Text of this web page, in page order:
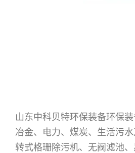
山东中科贝特环保装备环保
冶金、电力、煤炭、生活污
转式格珊除污机、无阀滤池